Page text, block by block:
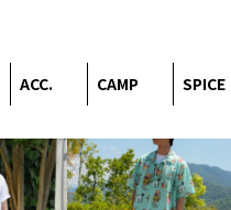
ACC. CAMP SPICE